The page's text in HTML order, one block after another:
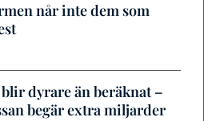
når inte dem som
dyrare än beräknat –
begär extra miljarder